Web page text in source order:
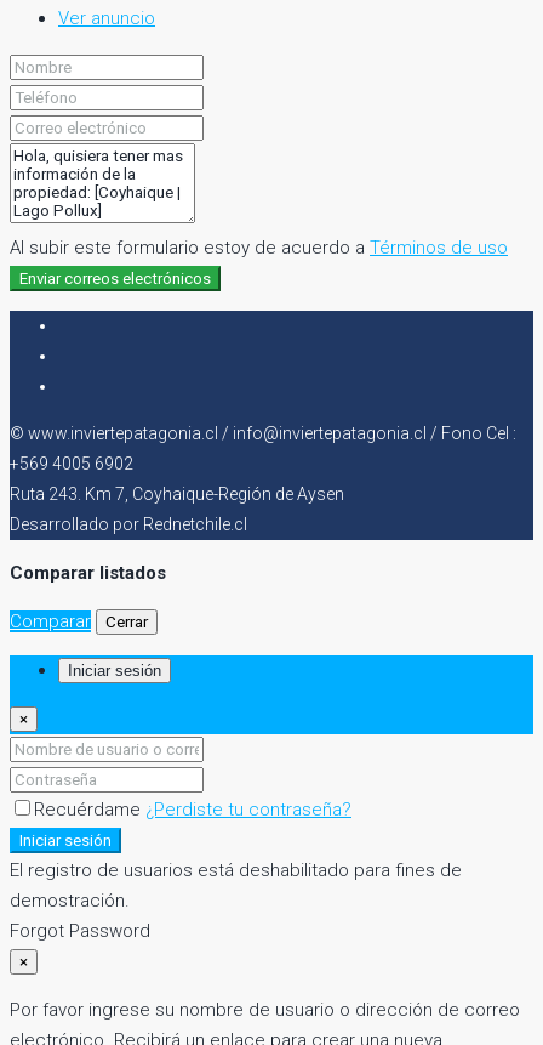
Ver anuncio
Al subir este formulario estoy de acuerdo a Términos de uso
Enviar correos electrónicos
© www.inviertepatagonia.cl / info@inviertepatagonia.cl / Fono Cel :
+569 4005 6902
Ruta 243. Km 7, Coyhaique-Región de Aysen
Desarrollado por Rednetchile.cl
Comparar listados
Comparar Cerrar
Iniciar sesión
×
Recuérdame ¿Perdiste tu contraseña?
Iniciar sesión
El registro de usuarios está deshabilitado para fines de
demostración.
Forgot Password
×
Por favor ingrese su nombre de usuario o dirección de correo
electrónico. Recibirá un enlace para crear una nueva